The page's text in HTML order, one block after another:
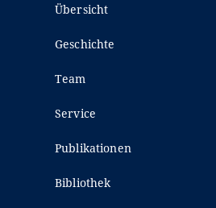
Übersicht
Geschichte
Team
Service
Publikationen
Bibliothek